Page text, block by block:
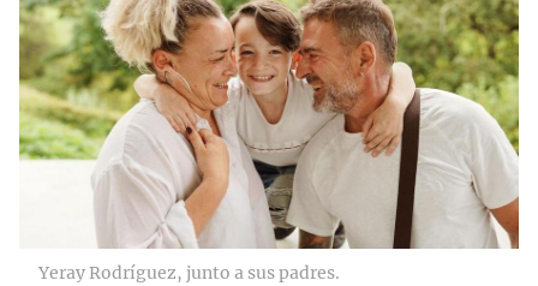
Yeray Rodríguez, junto a sus padres.